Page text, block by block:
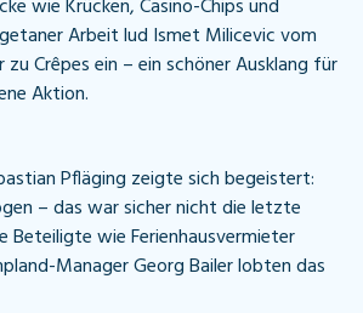
wie Krücken, Casino-Chips und
Arbeit lud Ismet Milicevic vom
zu Crêpes ein – ein schöner Ausklang für
Aktion.
Pfläging zeigte sich begeistert:
– das war sicher nicht die letzte
Beteiligte wie Ferienhausvermieter
Manager Georg Bailer lobten das